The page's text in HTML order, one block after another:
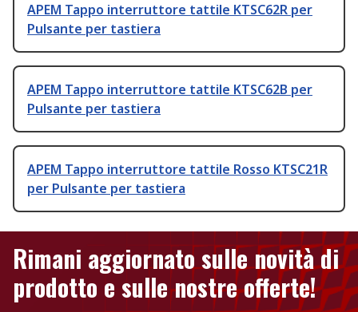
APEM Tappo interruttore tattile KTSC62R per
Pulsante per tastiera
APEM Tappo interruttore tattile KTSC62B per
Pulsante per tastiera
APEM Tappo interruttore tattile Rosso KTSC21R
per Pulsante per tastiera
Rimani aggiornato sulle novità di
prodotto e sulle nostre offerte!